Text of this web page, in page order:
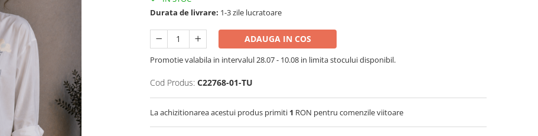
Durata de livrare: 1-3 zile lucratoare
ADAUGA IN COS
Promotie valabila in intervalul 28.07 - 10.08 in limita stocului disponibil.
Cod Produs: C22768-01-TU
La achizitionarea acestui produs primiti 1 RON pentru comenzile viitoare